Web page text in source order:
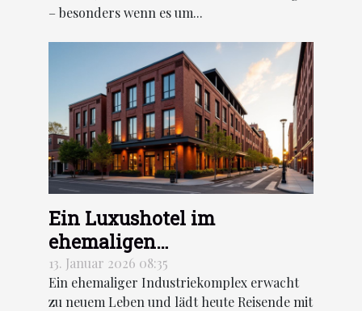
– besonders wenn es um...
Ein Luxushotel im
ehemaligen
Industriekomplex Hudson
13. Januar 2026 08:35
Ein ehemaliger Industriekomplex erwacht
zu neuem Leben und lädt heute Reisende mit